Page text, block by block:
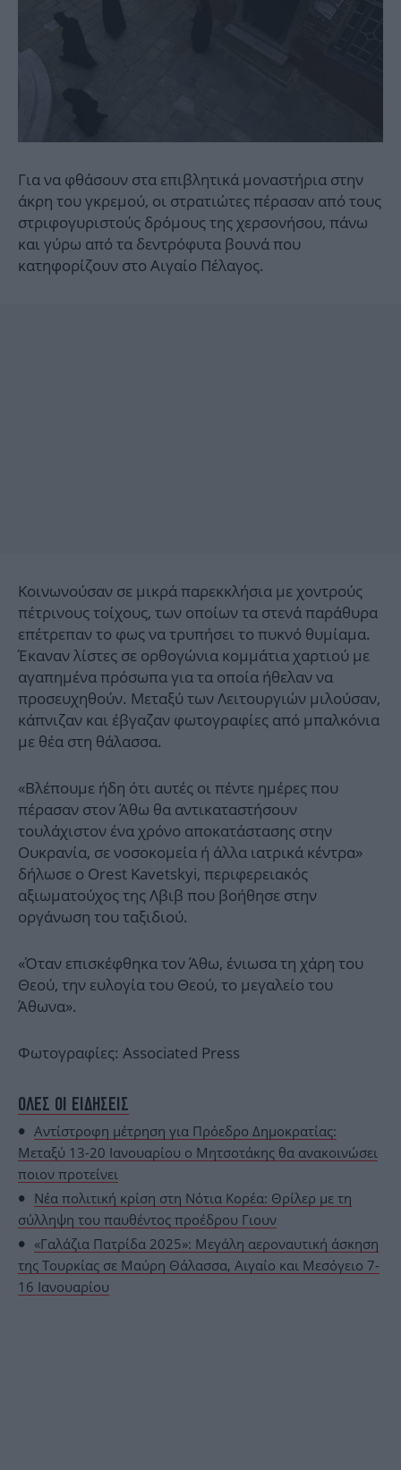
Για να φθάσουν στα επιβλητικά μοναστήρια στην
άκρη του γκρεμού, οι στρατιώτες πέρασαν από τους
στριφογυριστούς δρόμους της χερσονήσου, πάνω
και γύρω από τα δεντρόφυτα βουνά που
κατηφορίζουν στο Αιγαίο Πέλαγος.
Κοινωνούσαν σε μικρά παρεκκλήσια με χοντρούς
πέτρινους τοίχους, των οποίων τα στενά παράθυρα
επέτρεπαν το φως να τρυπήσει το πυκνό θυμίαμα.
Έκαναν λίστες σε ορθογώνια κομμάτια χαρτιού με
αγαπημένα πρόσωπα για τα οποία ήθελαν να
προσευχηθούν. Μεταξύ των Λειτουργιών μιλούσαν,
κάπνιζαν και έβγαζαν φωτογραφίες από μπαλκόνια
με θέα στη θάλασσα.
«Βλέπουμε ήδη ότι αυτές οι πέντε ημέρες που
πέρασαν στον Άθω θα αντικαταστήσουν
τουλάχιστον ένα χρόνο αποκατάστασης στην
Ουκρανία, σε νοσοκομεία ή άλλα ιατρικά κέντρα»
δήλωσε ο Orest Kavetskyi, περιφερειακός
αξιωματούχος της Λβιβ που βοήθησε στην
οργάνωση του ταξιδιού.
«Όταν επισκέφθηκα τον Άθω, ένιωσα τη χάρη του
Θεού, την ευλογία του Θεού, το μεγαλείο του
Άθωνα».
Φωτογραφίες: Associated Press
ΟΛΕΣ ΟΙ ΕΙΔΗΣΕΙΣ
Αντίστροφη μέτρηση για Πρόεδρο Δημοκρατίας:
Μεταξύ 13-20 Ιανουαρίου ο Μητσοτάκης θα ανακοινώσει
ποιον προτείνει
Νέα πολιτική κρίση στη Νότια Κορέα: Θρίλερ με τη
σύλληψη του παυθέντος προέδρου Γιουν
«Γαλάζια Πατρίδα 2025»: Μεγάλη αεροναυτική άσκηση
της Τουρκίας σε Μαύρη Θάλασσα, Αιγαίο και Μεσόγειο 7-
16 Ιανουαρίου